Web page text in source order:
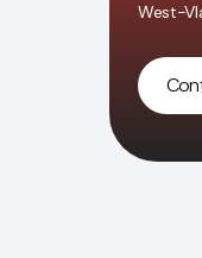
West-